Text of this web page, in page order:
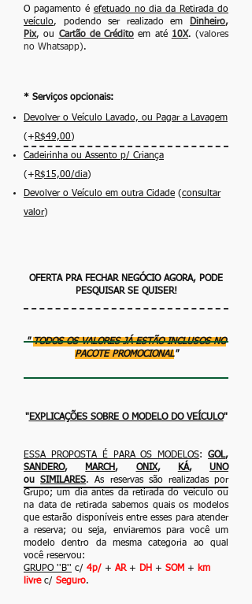
O pagamento é efetuado no dia da Retirada do
veículo, podendo ser realizado em Dinheiro,
Pix, ou Cartão de Crédito em até 10X. (valores
no Whatsapp).
* Serviços opcionais:
Devolver o Veículo Lavado, ou Pagar a Lavagem
(+ R$49,00)
Cadeirinha ou Assento p/ Criança
(+ R$15,00/dia)
Devolver o Veículo em outra Cidade (consultar
valor)
OFERTA PRA FECHAR NEGÓCIO AGORA, PODE
PESQUISAR SE QUISER!
"TODOS OS VALORES JÁ ESTÃO INCLUSOS NO
PACOTE PROMOCIONAL"
"EXPLICAÇÕES SOBRE O MODELO DO VEÍCULO"
ESSA PROPOSTA É PARA OS MODELOS:GOL,
SANDERO, MARCH , ONIX, KÁ, UNO
ouSIMILARES. As reservas são realizadas por
Grupo; um dia antes da retiradado veículo ou
na data de retirada sabemos quais os modelos
que estarão disponíveis entre esses para atender
a reserva; ou seja, enviaremos para você um
modelo dentro da mesma categoria ao qual
você reservou:
GRUPO ''B'' c/ 4p/ + AR + DH + SOM + km
livre c/ Seguro.